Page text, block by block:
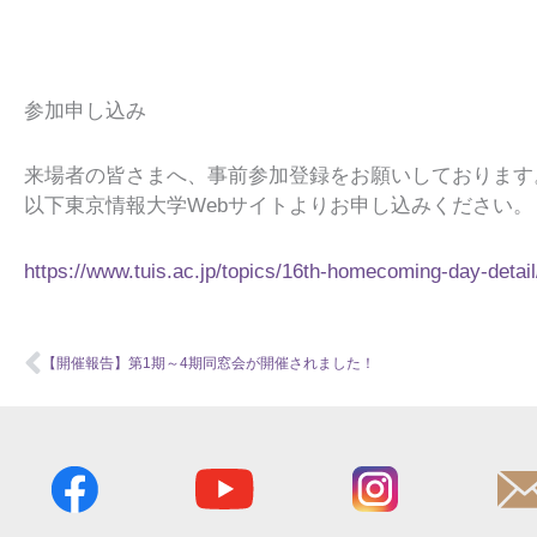
参加申し込み
来場者の皆さまへ、事前参加登録をお願いしております
以下東京情報大学Webサイトよりお申し込みください。
https://www.tuis.ac.jp/topics/16th-homecoming-day-
Prev
【開催報告】第1期～4期同窓会が開催されました！